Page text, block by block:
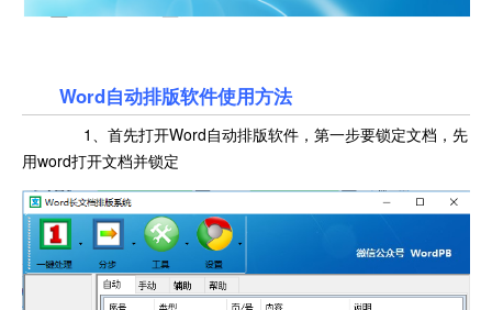
Word自动排版软件使用方法
1、首先打开Word自动排版软件，第一步要锁定文档，先
用word打开文档并锁定